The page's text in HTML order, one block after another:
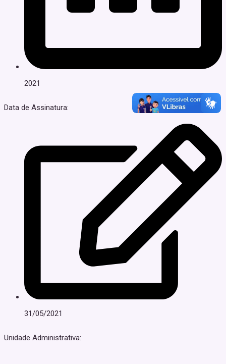
2021
Data de Assinatura:
31/05/2021
Unidade Administrativa: